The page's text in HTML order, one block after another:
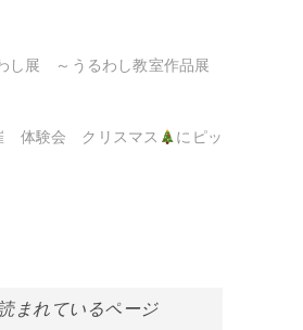
し展 ～うるわし教室作品展
体験会 クリスマス
にピッ
まれているページ